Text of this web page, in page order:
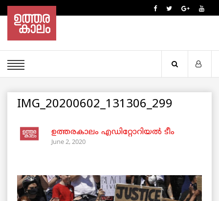
IMG_20200602_131306_299
ഉത്തരകാലം എഡിറ്റോറിയല്‍ ടീം
June 2, 2020